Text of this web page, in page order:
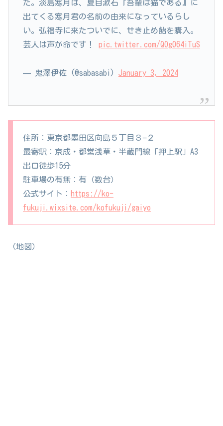
た。淡島寒月は、夏目漱石『吾輩は猫である』に
出てくる寒月君の名前の由来になっているらし
い。弘福寺に来たついでに、せき止め飴を購入。
芸人は声が命です！ pic.twitter.com/QOg064iTuS
— 鬼澤伊佐 (@sabasabi) January 3, 2024
住所：東京都墨田区向島５丁目３−２
最寄駅：京成・都営浅草・半蔵門線「押上駅」A3
出口徒歩15分
駐車場の有無：有（数台）
公式サイト： https://ko-
fukuji.wixsite.com/kofukuji/gaiyo
（地図）